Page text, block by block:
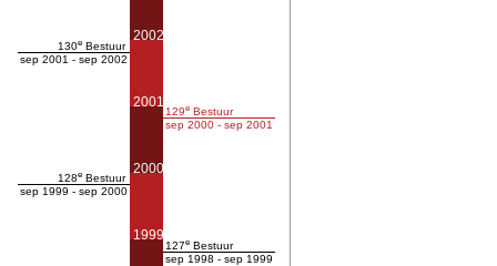
130e Bestuur
sep 2001 - sep 2002
128e Bestuur
sep 1999 - sep 2000
2002
2001
2000
1999
129e Bestuur
sep 2000 - sep 2001
127e Bestuur
sep 1998 - sep 1999